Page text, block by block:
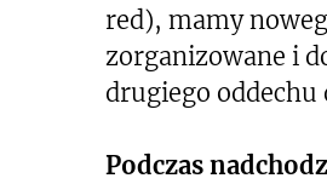
red), mamy
zorganizowane i
drugiego oddechu
Podczas